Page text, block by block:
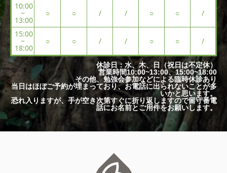
10:00
~
13:00
○ ○ / / ○ ○ /
15:00
~
18:00
○ ○ / / ○ ○ /
休診日：水、木、日（祝日は不定休）
営業時間10:00~13:00、15:00~18:00
その他、勉強会参加などによる臨時休診あり
当日はほぼご予約が埋まっており、お電話に出られないことが多
いかと思います。
恐れ入りますが、手が空き次第すぐに折り返しますので留守番電
話にお名前とご用件をお願いします。